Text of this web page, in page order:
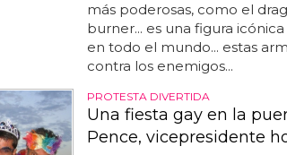
más poderosas, como el
burner... es una figura
en todo el mundo... estas
contra los enemigos...
PROTESTA DIVERTIDA
Una fiesta gay en la
Pence, vicepresidente